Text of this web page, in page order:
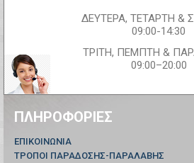
ΔΕΥΤΕΡΑ, ΤΕΤΑΡΤΗ &
09:00-14:30
ΤΡΙΤΗ, ΠΕΜΠΤΗ &
09:00–20:00
ΠΛΗΡΟΦΟΡΊΕΣ
ΕΠΙΚΟΙΝΩΝΊΑ
ΤΡΟΠΟΙ ΠΑΡΑΔΟΣΗΣ-ΠΑΡΑΛΑΒΗΣ